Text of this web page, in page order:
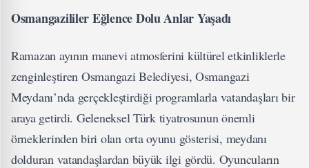
Osmangazililer Eğlence Dolu Anlar Yaşadı
Ramazan ayının manevi atmosferini kültürel etkinliklerle
zenginleştiren Osmangazi Belediyesi, Osmangazi
Meydanı’nda gerçekleştirdiği programlarla vatandaşları bir
araya getirdi. Geleneksel Türk tiyatrosunun önemli
örneklerinden biri olan orta oyunu gösterisi, meydanı
dolduran vatandaşlardan büyük ilgi gördü. Oyuncuların